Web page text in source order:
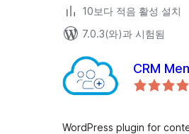
10보다 적음 활성 설치
7.0.3(와)과 시험됨
CRM
WordPress plugin for